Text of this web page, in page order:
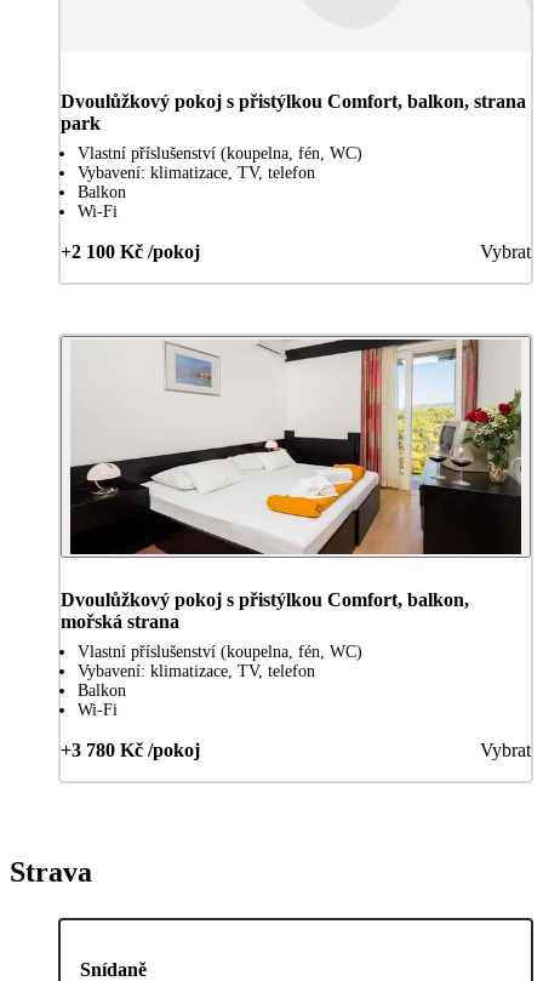
Dvoulůžkový pokoj s přistýlkou Comfort, balkon, strana
park
Vlastní příslušenství (koupelna, fén, WC)
Vybavení: klimatizace, TV, telefon
Balkon
Wi-Fi
+2 100 Kč /pokoj Vybrat
Dvoulůžkový pokoj s přistýlkou Comfort, balkon,
mořská strana
Vlastní příslušenství (koupelna, fén, WC)
Vybavení: klimatizace, TV, telefon
Balkon
Wi-Fi
+3 780 Kč /pokoj Vybrat
Strava
Snídaně